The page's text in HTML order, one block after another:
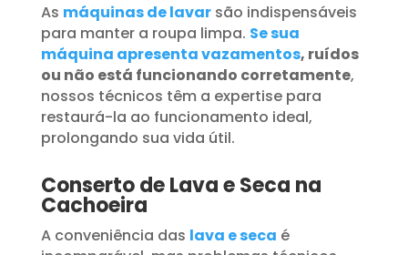
As máquinas de lavar são indispensáveis
para manter a roupa limpa. Se sua
máquina apresenta vazamentos, ruídos
ou não está funcionando corretamente,
nossos técnicos têm a expertise para
restaurá-la ao funcionamento ideal,
prolongando sua vida útil.
Conserto de Lava e Seca na
Cachoeira
A conveniência das lava e seca é